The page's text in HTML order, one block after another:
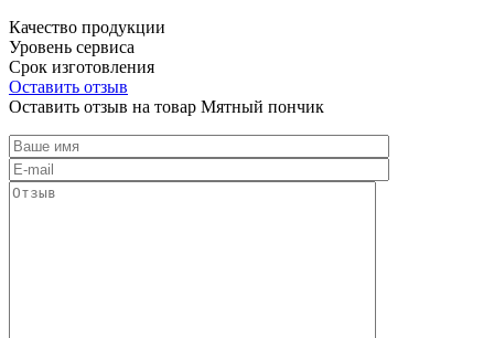
Качество продукции
Уровень сервиса
Срок изготовления
Оставить отзыв
Оставить отзыв на товар Мятный пончик